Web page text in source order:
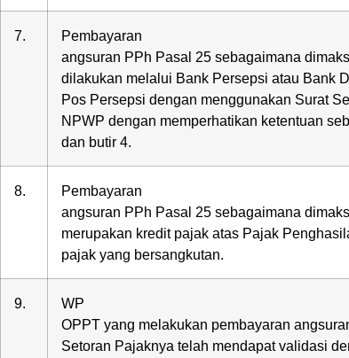
7.
Pembayaran
angsuran PPh Pasal 25 sebagaimana
dilakukan melalui Bank Persepsi atau Bank
Pos Persepsi dengan menggunakan Surat
NPWP dengan memperhatikan ketentuan
dan butir 4.
8.
Pembayaran
angsuran PPh Pasal 25 sebagaimana
merupakan kredit pajak atas Pajak
pajak yang bersangkutan.
9.
WP
OPPT yang melakukan pembayaran
Setoran Pajaknya telah mendapat validasi